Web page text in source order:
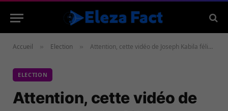
Accueil » Election » Attention, cette vidéo de Joseph Kabila félicitant Félix Tshisekedi pour sa victoire électorale date de 2019
ELECTION
Attention, cette vidéo de